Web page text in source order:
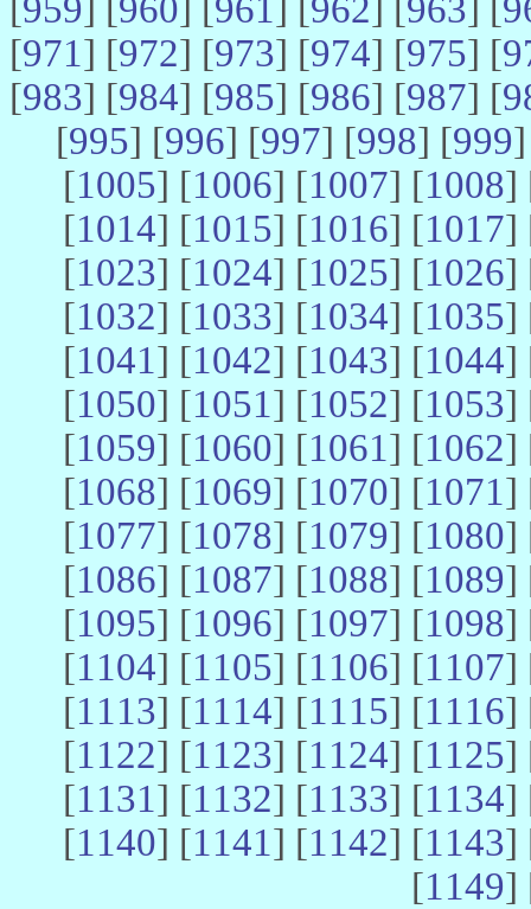
959 960 961 962 963
[971] [972] [973] [974] [975] [
[983] [984] [985] [986] [987] [
[995] [996] [997] [998] [999
[1005] [1006] [1007] [1008]
[1014] [1015] [1016] [1017]
[1023] [1024] [1025] [1026]
[1032] [1033] [1034] [1035]
[1041] [1042] [1043] [1044]
[1050] [1051] [1052] [1053]
[1059] [1060] [1061] [1062]
[1068] [1069] [1070] [1071]
[1077] [1078] [1079] [1080]
[1086] [1087] [1088] [1089]
[1095] [1096] [1097] [1098]
[1104] [1105] [1106] [1107]
[1113] [1114] [1115] [1116]
[1122] [1123] [1124] [1125]
[1131] [1132] [1133] [1134]
[1140] [1141] [1142] [1143]
[1149]